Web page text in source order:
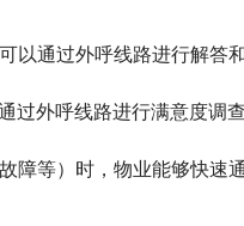
通过外呼线路进行解答
外呼线路进行满意度调查
障等）时，物业能够快速